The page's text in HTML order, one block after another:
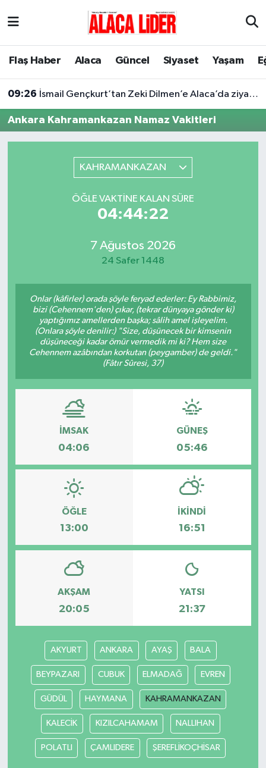
Flaş Haber Alaca Güncel Siyaset Yaşam
09:26 İsmail Gençkurt’tan Zeki Dilmen’e Alaca’da ziyaret
Ankara Kahramankazan Namaz Vakitleri
KAHRAMANKAZAN
ÖĞLE VAKTINE KALAN SÜRE
04:44:22
7 Ağustos 2026
24 Safer 1448
Onlar (kâfirler) orada şöyle feryad ederler: Ey Rabbimiz,
bizi (Cehennem'den) çıkar, (tekrar dünyaya gönder ki)
yaptığımız amellerden başka; sâlih amel işleyelim.
(Onlara şöyle denilir:) "Size, düşünecek bir kimsenin
düşüneceği kadar ömür vermedik mi ki? Hem size
Cehennem azâbından korkutan (peygamber) de geldi."
(Fâtır Sûresi, 37)
İMSAK
04:06
GÜNEŞ
05:46
ÖĞLE
13:00
İKINDI
16:51
AKŞAM
20:05
YATSI
21:37
AKYURT ANKARA AYAŞ BALA
BEYPAZARI CUBUK ELMADAĞ EVREN
GÜDÜL HAYMANA KAHRAMANKAZAN
KALECİK KIZILCAHAMAM NALLIHAN
POLATLI ÇAMLIDERE ŞEREFLİKOÇHİSAR
Çorum Nöbetçi Eczaneler
Süper Lig Puan Durumu ve Fikstür
Tüm Manşetler